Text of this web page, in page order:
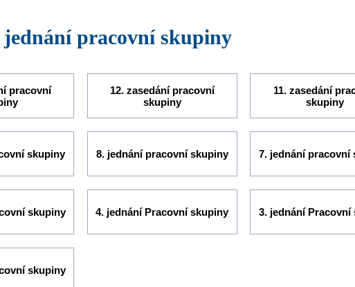
jednání pracovní skupiny
pracovní
12. zasedání pracovní
skupiny
11. zasedání
skupiny
skupiny 8. jednání pracovní skupiny 7. jednání pracovní
skupiny 4. jednání Pracovní skupiny 3. jednání Pracovní
skupiny